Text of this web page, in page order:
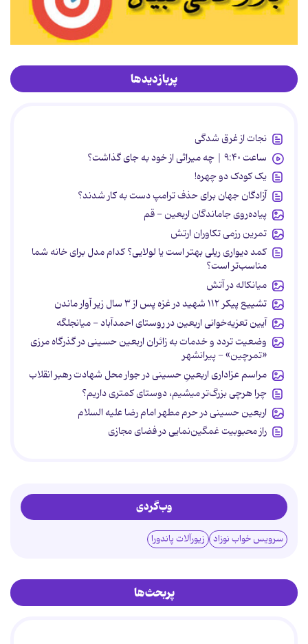
پربازدیدها
نجات از غرق شدگی
ساعت ۹:۴۰ | چه میراثی از خود به جای گذاشت؟
یک کودک دو چهره!
آزادگان جهان برای حذف ترامپ دست به کار شدند؟
پیاده‌روی جاماندگان اربعین - قم
تمرین رزمی تکاوران ارتش
کمد دیواری ریلی بهتر است یا لولایی؟ کدام مدل برای خانه شما
مناسب‌تر است؟
میانکاله در آتش
تشییع پیکر ۱۱۲ شهید در غزه پس از ۳ سال زیر آوار ماندن
آیین تعزیه‌خوانی اربعین در روستای احمدآباد - میانجلگه
وضعیت تردد و خدمات به زائران اربعین حسینی در گذرگاه مرزی
«تمرچین» - پیرانشهر
مراسم عزاداری اربعینِ حسینی در جوار محل شهادت رهبر انقلاب
چرا هرچی بزرگ‌تر میشیم، دوستای کمتری داریم؟
اربعین حسینی در حرم مطهر امام رضا علیه السلام
راز محبوبیت غمگین‌نمایی در فضای مجازی
وب‌گردی
سرویس خواب نوزاد زیورآلات پاندورا
پربحث‌ها